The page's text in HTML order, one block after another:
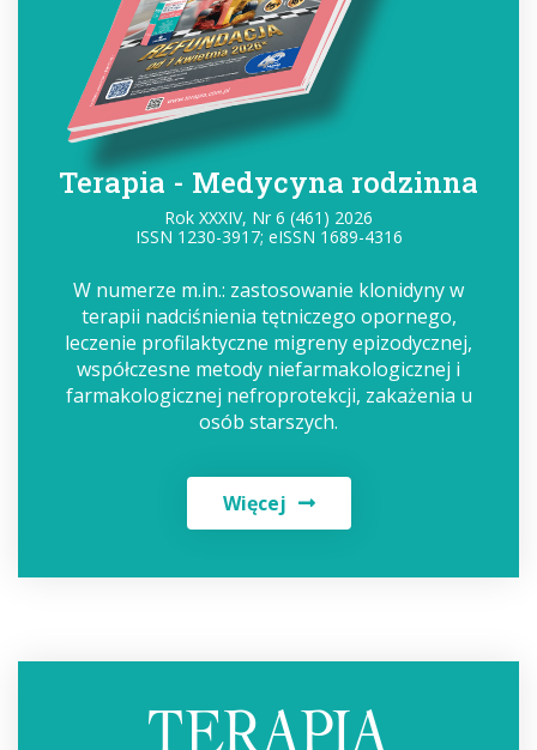
Terapia - Medycyna rodzinna
Rok XXXIV, Nr 6 (461) 2026
ISSN 1230-3917; eISSN 1689-4316
W numerze m.in.: zastosowanie klonidyny w
terapii nadciśnienia tętniczego opornego,
leczenie profilaktyczne migreny epizodycznej,
współczesne metody niefarmakologicznej i
farmakologicznej nefroprotekcji, zakażenia u
osób starszych.
Więcej